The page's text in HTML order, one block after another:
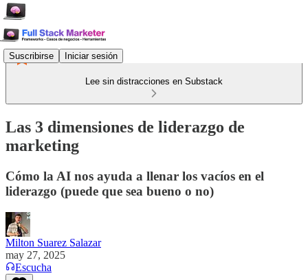
Suscribirse Iniciar sesión
Lee sin distracciones en Substack
Las 3 dimensiones de liderazgo de
marketing
Cómo la AI nos ayuda a llenar los vacíos en el
liderazgo (puede que sea bueno o no)
Milton Suarez Salazar
may 27, 2025
Escucha